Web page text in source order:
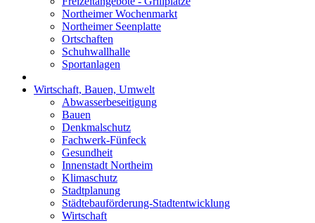
Northeimer Wochenmarkt
Northeimer Seenplatte
Ortschaften
Schuhwallhalle
Sportanlagen
Wirtschaft, Bauen, Umwelt
Abwasserbeseitigung
Bauen
Denkmalschutz
Fachwerk-Fünfeck
Gesundheit
Innenstadt Northeim
Klimaschutz
Stadtplanung
Städtebauförderung-Stadtentwicklung
Wirtschaft